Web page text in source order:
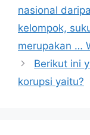
nasional
kelompok,
merupakan …
Berikut ini
korupsi yaitu?